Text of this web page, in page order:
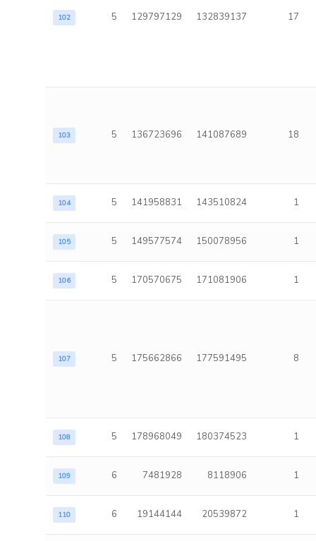
102 5 129797129 132839137 17
103 5 136723696 141087689 18
104 5 141958831 143510824 1
105 5 149577574 150078956 1
106 5 170570675 171081906 1
107 5 175662866 177591495 8
108 5 178968049 180374523 1
109 6 7481928 8118906 1
110 6 19144144 20539872 1